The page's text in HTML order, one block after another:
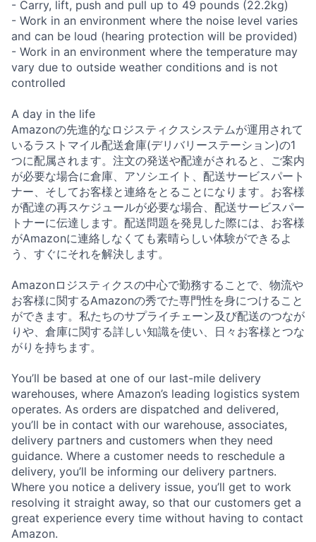
- Carry, lift, push and pull up to 49 pounds (22.2kg)
- Work in an environment where the noise level varies
and can be loud (hearing protection will be provided)
- Work in an environment where the temperature may
vary due to outside weather conditions and is not
controlled
A day in the life
Amazonの先進的なロジスティクスシステムが運用されて
いるラストマイル配送倉庫(デリバリーステーション)の1
つに配属されます。注文の発送や配達がされると、ご案内
が必要な場合に倉庫、アソシエイト、配送サービスパート
ナー、そしてお客様と連絡をとることになります。お客様
が配達の再スケジュールが必要な場合、配送サービスパー
トナーに伝達します。配送問題を発見した際には、お客様
がAmazonに連絡しなくても素晴らしい体験ができるよ
う、すぐにそれを解決します。
Amazonロジスティクスの中心で勤務することで、物流や
お客様に関するAmazonの秀でた専門性を身につけること
ができます。私たちのサプライチェーン及び配送のつなが
りや、倉庫に関する詳しい知識を使い、日々お客様とつな
がりを持ちます。
You’ll be based at one of our last-mile delivery
warehouses, where Amazon’s leading logistics system
operates. As orders are dispatched and delivered,
you’ll be in contact with our warehouse, associates,
delivery partners and customers when they need
guidance. Where a customer needs to reschedule a
delivery, you’ll be informing our delivery partners.
Where you notice a delivery issue, you’ll get to work
resolving it straight away, so that our customers get a
great experience every time without having to contact
Amazon.